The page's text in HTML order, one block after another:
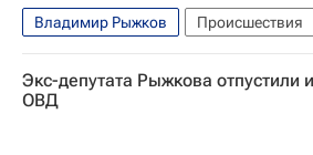
Владимир Рыжков
Происшествия
Общество
Москва Россия
Экс-депутата Рыжкова отпустили
ОВД